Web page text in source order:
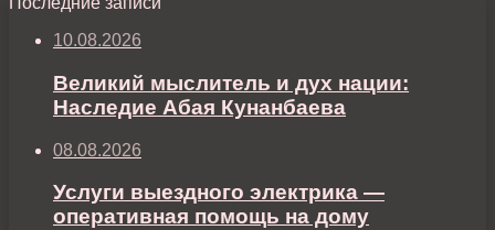
10.08.2026
Великий мыслитель и дух нации:
Наследие Абая Кунанбаева
08.08.2026
Услуги выездного электрика —
оперативная помощь на дому